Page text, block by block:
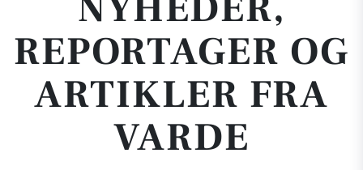
REPORTAGER OG
ARTIKLER FRA
VARDE